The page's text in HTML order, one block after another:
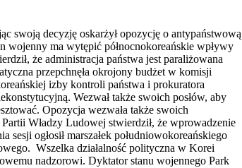
swoją decyzję oskarżył opozycję o antypaństwową
wojenny ma wytępić północnokoreańskie wpływy
że administracja państwa jest paraliżowana
przepchnęła okrojony budżet w komisji
izby kontroli państwa i prokuratora
Wezwał także swoich posłów, aby
Opozycja wezwała także swoich
Władzy Ludowej stwierdził, że wprowadzenie
sesji ogłosił marszałek południowokoreańskiego
Wszelka działalność polityczna w Korei
nadzorowi. Dyktator stanu wojennego Park